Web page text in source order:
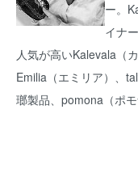
ー。
イナ
人気が高いKalevala（
Emilia（エミリア）、
瑯製品、pomona（ポ